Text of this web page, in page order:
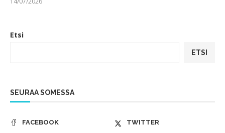
Etsi
ETSI
SEURAA SOMESSA
FACEBOOK
TWITTER